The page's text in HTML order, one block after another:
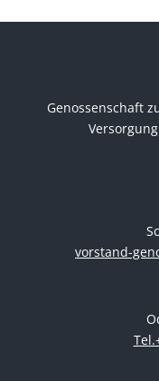
Genossenschaft
vorstand-